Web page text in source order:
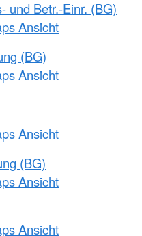
und Betr.-Einr. (BG)
Ansicht
(BG)
Ansicht
Ansicht
(BG)
Ansicht
Ansicht